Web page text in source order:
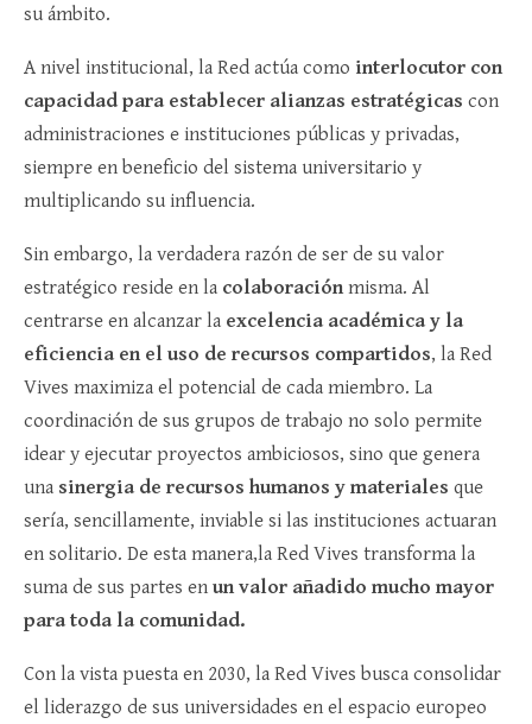
su ámbito.
A nivel institucional, la Red actúa como interlocutor con
capacidad para establecer alianzas estratégicas con
administraciones e instituciones públicas y privadas,
siempre en beneficio del sistema universitario y
multiplicando su influencia.
Sin embargo, la verdadera razón de ser de su valor
estratégico reside en la colaboraciónmisma. Al
centrarse en alcanzar la excelencia académica y la
eficiencia en el uso de recursos compartidos, la Red
Vives maximiza el potencial de cada miembro. La
coordinación de sus grupos de trabajo no solo permite
idear y ejecutar proyectos ambiciosos, sino que genera
una sinergia de recursos humanos y materiales que
sería, sencillamente, inviable si las instituciones actuaran
en solitario. De esta manera,la Red Vives transforma la
suma de sus partes en un valor añadido mucho mayor
para toda la comunidad.
Con la vista puesta en 2030, la Red Vives busca consolidar
el liderazgo de sus universidades en el espacio europeo